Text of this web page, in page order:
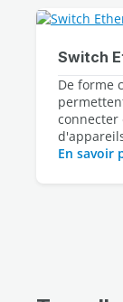
Switch
De forme
connecter
En savoir